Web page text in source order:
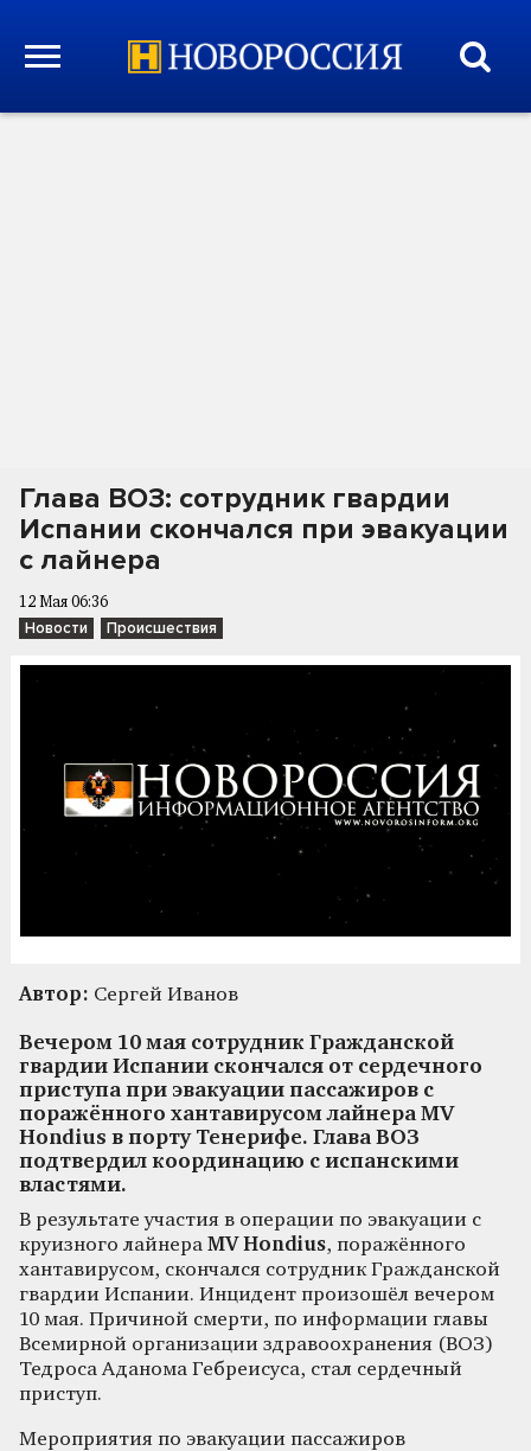
Глава ВОЗ: сотрудник гвардии
Испании скончался при эвакуации
с лайнера
12 Мая 06:36
Новости Происшествия
Автор: Сергей Иванов
Вечером 10 мая сотрудник Гражданской
гвардии Испании скончался от сердечного
приступа при эвакуации пассажиров с
поражённого хантавирусом лайнера MV
Hondius в порту Тенерифе. Глава ВОЗ
подтвердил координацию с испанскими
властями.
В результате участия в операции по эвакуации с
круизного лайнера MV Hondius, поражённого
хантавирусом, скончался сотрудник Гражданской
гвардии Испании. Инцидент произошёл вечером
10 мая. Причиной смерти, по информации главы
Всемирной организации здравоохранения (ВОЗ)
Тедроса Аданома Гебреисуса, стал сердечный
приступ.
Мероприятия по эвакуации пассажиров